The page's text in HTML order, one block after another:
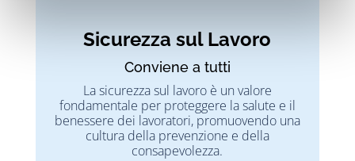
Sicurezza sul Lavoro
Conviene a tutti
La sicurezza sul lavoro è un valore
fondamentale per proteggere la salute e il
benessere dei lavoratori, promuovendo una
cultura della prevenzione e della
consapevolezza.